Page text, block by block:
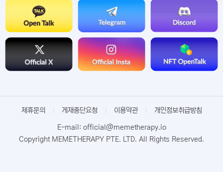
제휴문의 게재중단요청 이용약관 개인정보취급방침
E-mail: official@memetherapy.io
Copyright MEMETHERAPY PTE. LTD. All Rights Reserved.